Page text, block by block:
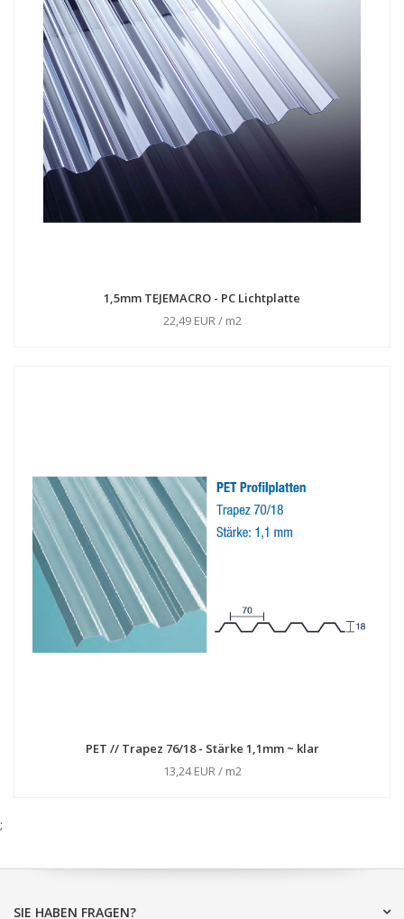
1,5mm TEJEMACRO - PC Lichtplatte
22,49 EUR / m2
PET // Trapez 76/18 - Stärke 1,1mm ~ klar
13,24 EUR / m2
;
SIE HABEN FRAGEN?